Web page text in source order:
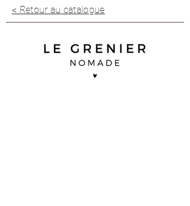
< Retour au catalogue